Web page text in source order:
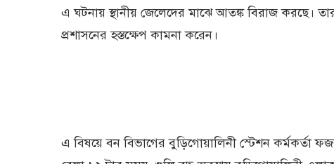
এ ঘটনায় স্থানীয় জেলেদের মাঝে আতঙ্ক বিরাজ করছে।
প্রশাসনের হস্তক্ষেপ কামনা করেন।
এ বিষয়ে বন বিভাগের বুড়িগোয়ালিনী স্টেশন